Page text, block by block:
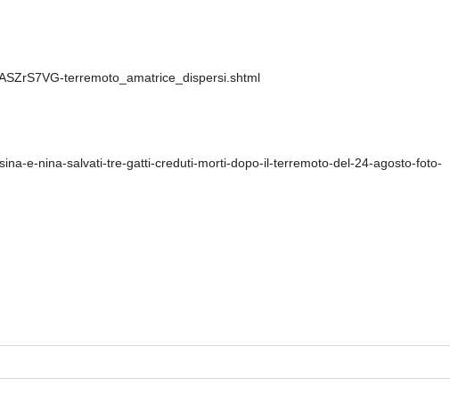
terremoto_amatrice_dispersi.shtml
e-nina-salvati-tre-gatti-creduti-morti-dopo-il-terremoto-del-24-agosto-foto-